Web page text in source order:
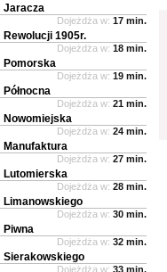
Jaracza
Dojeżdża w: 17 min.
Rewolucji 1905r.
Dojeżdża w: 18 min.
Pomorska
Dojeżdża w: 19 min.
Północna
Dojeżdża w: 21 min.
Nowomiejska
Dojeżdża w: 24 min.
Manufaktura
Dojeżdża w: 27 min.
Lutomierska
Dojeżdża w: 28 min.
Limanowskiego
Dojeżdża w: 30 min.
Piwna
Dojeżdża w: 32 min.
Sierakowskiego
Dojeżdża w: 33 min.